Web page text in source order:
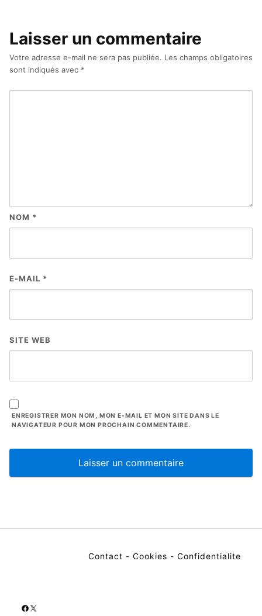
Laisser un commentaire
Votre adresse e-mail ne sera pas publiée. Les champs obligatoires
sont indiqués avec *
NOM *
E-MAIL *
SITE WEB
ENREGISTRER MON NOM, MON E-MAIL ET MON SITE DANS LE
NAVIGATEUR POUR MON PROCHAIN COMMENTAIRE.
Contact - Cookies - Confidentialite
Facebook
X